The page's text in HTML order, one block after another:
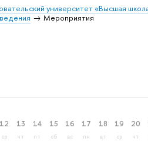
университет «Высшая
Мероприятия
12
ср
13
чт
14
пт
15
сб
16
вс
17
пн
18
вт
19
ср
20
чт